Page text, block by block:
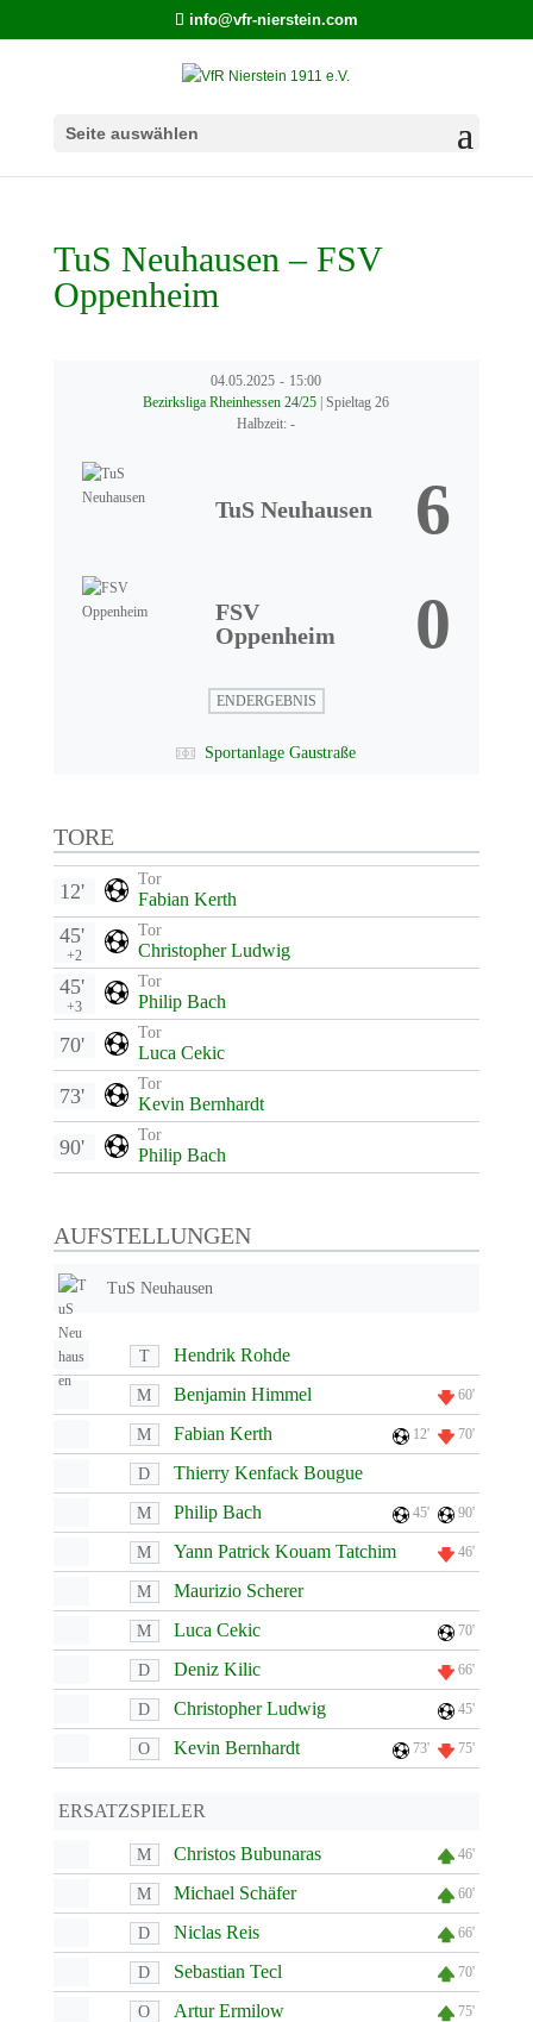
info@vfr-nierstein.com
Seite auswählen
TuS Neuhausen – FSV
Oppenheim
04.05.2025 - 15:00
Bezirksliga Rheinhessen 24/25 | Spieltag 26
Halbzeit: -
TuS Neuhausen 6
FSV
Oppenheim
0
ENDERGEBNIS
Sportanlage Gaustraße
TORE
Tor
Fabian Kerth
12'
Tor
Christopher Ludwig
45'
+2
Tor
Philip Bach
45'
+3
Tor
Luca Cekic
70'
Tor
Kevin Bernhardt
73'
Tor
Philip Bach
90'
AUFSTELLUNGEN
TuS Neuhausen
T Hendrik Rohde
M Benjamin Himmel 60'
M Fabian Kerth 12' 70'
D Thierry Kenfack Bougue
M Philip Bach 45' 90'
M Yann Patrick Kouam Tatchim 46'
M Maurizio Scherer
M Luca Cekic 70'
D Deniz Kilic 66'
D Christopher Ludwig 45'
O Kevin Bernhardt 73' 75'
ERSATZSPIELER
M Christos Bubunaras 46'
M Michael Schäfer 60'
D Niclas Reis 66'
D Sebastian Tecl 70'
O Artur Ermilow 75'